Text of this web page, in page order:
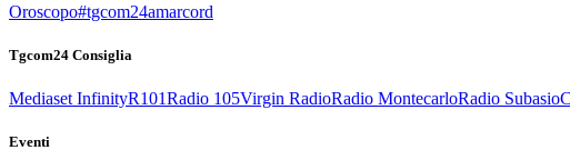
Oroscopo#tgcom24amarcord
Tgcom24 Consiglia
Mediaset InfinityR101Radio 105Virgin RadioRadio MontecarloRadio Subasio
Eventi